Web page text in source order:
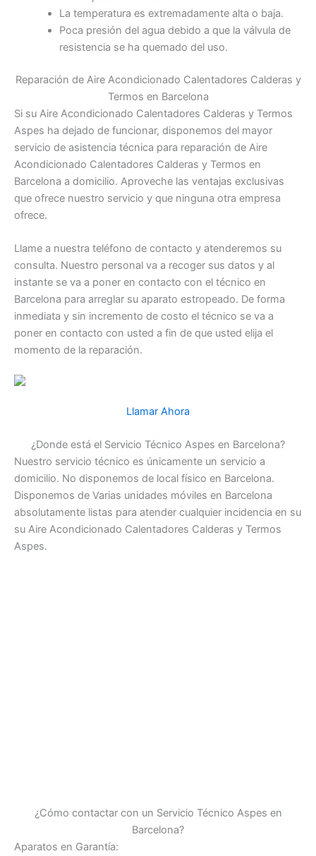
La temperatura es extremadamente alta o baja.
Poca presión del agua debido a que la válvula de
resistencia se ha quemado del uso.
Reparación de Aire Acondicionado Calentadores Calderas y
Termos en Barcelona
Si su Aire Acondicionado Calentadores Calderas y Termos
Aspes ha dejado de funcionar, disponemos del mayor
servicio de asistencia técnica para reparación de Aire
Acondicionado Calentadores Calderas y Termos en
Barcelona a domicilio. Aproveche las ventajas exclusivas
que ofrece nuestro servicio y que ninguna otra empresa
ofrece.
Llame a nuestra teléfono de contacto y atenderemos su
consulta. Nuestro personal va a recoger sus datos y al
instante se va a poner en contacto con el técnico en
Barcelona para arreglar su aparato estropeado. De forma
inmediata y sin incremento de costo el técnico se va a
poner en contacto con usted a fin de que usted elija el
momento de la reparación.
Llamar Ahora
¿Donde está el Servicio Técnico Aspes en Barcelona?
Nuestro servicio técnico es únicamente un servicio a
domicilio. No disponemos de local físico en Barcelona.
Disponemos de Varias unidades móviles en Barcelona
absolutamente listas para atender cualquier incidencia en su
su Aire Acondicionado Calentadores Calderas y Termos
Aspes.
¿Cómo contactar con un Servicio Técnico Aspes en
Barcelona?
Aparatos en Garantía: